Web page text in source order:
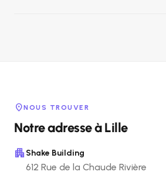
location_onNOUS TROUVER
Notre adresse à Lille
apartment Shake Building
612 Rue de la Chaude Rivière